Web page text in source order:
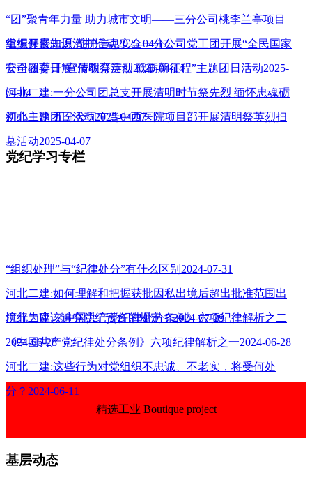
“团”聚青年力量 助力城市文明——三分公司桃李兰亭项目
组织开展志愿清扫活动2025-04-17
掌握保密知识 维护信息安全一分公司党工团开展“全民国家
安全教育日”宣传教育活动2025-04-14
公司团委开展“清明祭英烈 砥砺新征程”主题团日活动2025-
04-04
河北二建:一分公司团总支开展清明时节祭先烈 缅怀忠魂砺
初心主题团日活动2025-04-07
河北二建:五分公司宁晋中西医院项目部开展清明祭英烈扫
墓活动2025-04-07
党纪学习专栏
“组织处理”与“纪律处分”有什么区别2024-07-31
河北二建:如何理解和把握获批因私出境后超出批准范围出
境行为应该追究党纪责任的规定？2024-07-29
河北二建:《中国共产党纪律处分条例》六项纪律解析之二
2024-06-28
《中国共产党纪律处分条例》六项纪律解析之一2024-06-28
河北二建:这些行为对党组织不忠诚、不老实，将受何处
分？2024-06-11
精选工业 Boutique project
基层动态